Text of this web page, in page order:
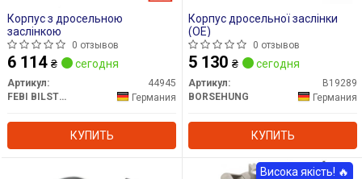
Корпус з дросельною
заслінкою
0 отзывов
6 114 ₴ сегодня
Артикул:
44945
FEBI BILSTEIN
Германия
КУПИТЬ
Корпус дросельної заслінки
(OE)
0 отзывов
5 130 ₴ сегодня
Артикул:
B19289
BORSEHUNG
Германия
КУПИТЬ
Висока якість! 🔥